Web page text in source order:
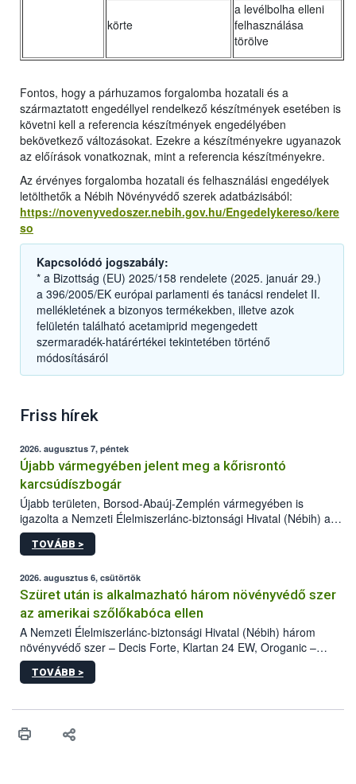
körte
a levélbolha elleni
felhasználása
törölve
Fontos, hogy a párhuzamos forgalomba hozatali és a
származtatott engedéllyel rendelkező készítmények esetében is
követni kell a referencia készítmények engedélyében
bekövetkező változásokat. Ezekre a készítményekre ugyanazok
az előírások vonatkoznak, mint a referencia készítményekre.
Az érvényes forgalomba hozatali és felhasználási engedélyek
letölthetők a Nébih Növényvédő szerek adatbázisából:
https://novenyvedoszer.nebih.gov.hu/Engedelykereso/kere
so
Kapcsolódó jogszabály:
* a Bizottság (EU) 2025/158 rendelete (2025. január 29.)
a 396/2005/EK európai parlamenti és tanácsi rendelet II.
mellékletének a bizonyos termékekben, illetve azok
felületén található acetamiprid megengedett
szermaradék-határértékei tekintetében történő
módosításáról
Friss hírek
2026. augusztus 7, péntek
Újabb vármegyében jelent meg a kőrisrontó
karcsúdíszbogár
Újabb területen, Borsod-Abaúj-Zemplén vármegyében is
igazolta a Nemzeti Élelmiszerlánc-biztonsági Hivatal (Nébih) a
kőrisrontó karcsúdíszbogár (Agrilus planipennis) jelenlétét. A
kártevőt nem csak színcsapdában találták meg, de már fertőzött
az intenzív felderítést, emellett az intézkedéseket a szlovák
hatósággal is összehangolják a terjedés megállítása érdekében.
TOVÁBB >
2026. augusztus 6, csütörtök
Szüret után is alkalmazható három növényvédő szer
az amerikai szőlőkabóca ellen
A Nemzeti Élelmiszerlánc-biztonsági Hivatal (Nébih) három
növényvédő szer – Decis Forte, Klartan 24 EW, Oroganic –
engedélyokiratát módosította, így azok a szüretet követően,
egészen a vesszőérettség (BBCH 91) stádiumáig
érésű szőlőkben is legyen lehetőség a károsító elleni további
felhasználók számára is elérhető és ökológiai termesztésben is
TOVÁBB >